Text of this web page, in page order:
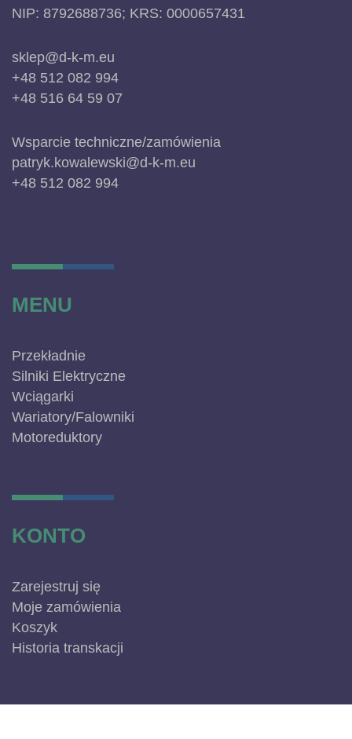
NIP: 8792688736; KRS: 0000657431
sklep@d-k-m.eu
+48 512 082 994
+48 516 64 59 07
Wsparcie techniczne/zamówienia
patryk.kowalewski@d-k-m.eu
+48 512 082 994
MENU
Przekładnie
Silniki Elektryczne
Wciągarki
Wariatory/Falowniki
Motoreduktory
KONTO
Zarejestruj się
Moje zamówienia
Koszyk
Historia transkacji